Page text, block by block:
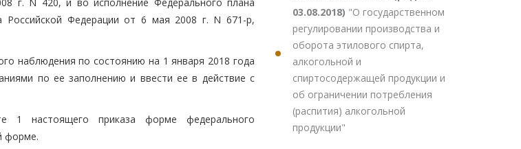
Российской Федерации от 6 мая 2008 г. N 671-р,
наблюдения по состоянию на 1 января 2018 года
по ее заполнению и ввести ее в действие с
1 настоящего приказа форме федерального
форме.
03.08.2018) "О государственном
регулировании производства и
оборота этилового спирта,
алкогольной и
спиртосодержащей продукции и
об ограничении потребления
(распития) алкогольной
продукции"